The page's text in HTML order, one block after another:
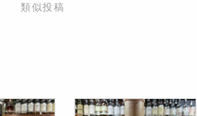
類似投稿